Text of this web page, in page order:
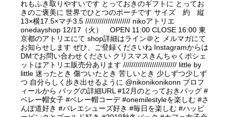
れもふき取りやすいです とっておきのギフトに とってお
きのご褒美に 世界でひとつのポーチです サイズ 約 縦
13×横17.5×マチ3.5 ////////////////////// nikoアトリエ
onedayshop 12/17（火） OPEN 11:00 CLOSE 16:00 東
京都のアトリエにて shop詳細はライン＠と メルマガにて
お知らせします ぜひ、ご登録くださいね Instagramからは
DMでお問い合わせください クリスマスきんちゃくポシェ
ットはアトリエ販売分あります ////////////////////////// little by
little 迷ったとき 傷ついたとき 苦しいとき 少しずつ少しず
つ 自分らしく歩き出せるように @nikonikonikonn プロフ
ィールから バッグの詳細URL #12月のとっておきバッグ #
ベレー帽女子 #ベレー帽コーデ #onemilestyleを楽しむ #さ
んぽ道好き #バレエシューズ好き #毎日を楽しむ #ハッピ